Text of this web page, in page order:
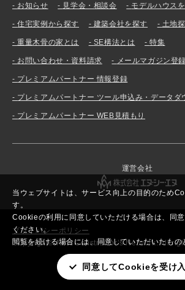
当ウェブサイトは、サービス向上の目的のため
す。
Cookieの利用に同意していただける場合は、同
ください。
閲覧を続ける場合には、同意していただいたもの
同意してCookieを受け
お知らせ 見学会・相談会 モデルハウス
住宅実例から探す 建築会社を探す 土地
重量木骨の家とは SE構法とは 特集
お問い合わせ・資料請求 メールマガジン登録
プレミアムパートナー 情報登録
プレミアムパートナー ツール申込み・データダ
プレミアムパートナー WEB見積もり
運営会社
プライバシーポリシー
Copyright© New Constructor’s Network. All